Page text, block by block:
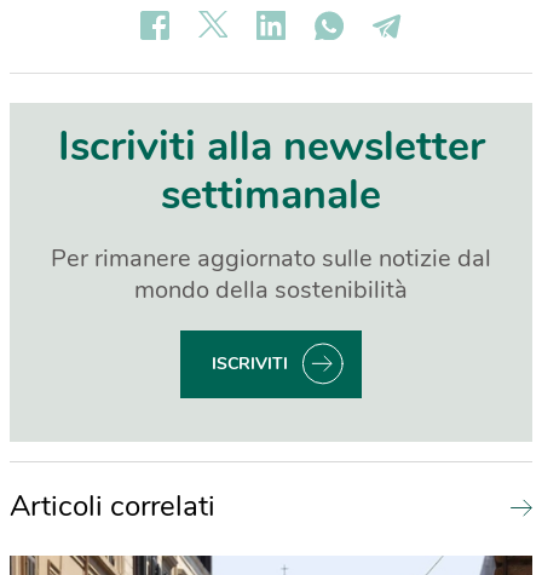
Iscriviti alla newsletter
settimanale
Per rimanere aggiornato sulle notizie dal
mondo della sostenibilità
ISCRIVITI
Articoli correlati